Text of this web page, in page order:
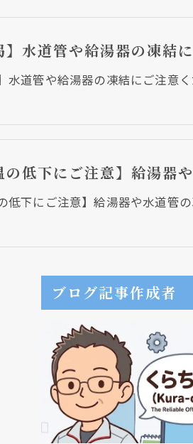
水道管や給湯器の凍結にご注意
低下にご注意】給湯器や水道管
ブログ記事作成者